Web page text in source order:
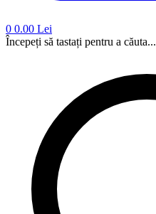
0 0.00 Lei
Începeți să tastați pentru a căuta...